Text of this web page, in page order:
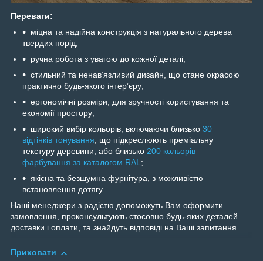
Переваги:
міцна та надійна конструкція з натурального дерева
твердих порід;
ручна робота з увагою до кожної деталі;
стильний та ненавʼязливий дизайн, що стане окрасою
практично будь-якого інтерʼєру;
ергономічні розміри, для зручності користування та
економії простору;
широкий вибір кольорів, включаючи близько 30
відтінків тонування, що підкреслюють преміальну
текстуру деревини, або близько 200 кольорів
фарбування за каталогом RAL;
якісна та безшумна фурнітура, з можливістю
встановлення дотягу.
Наші менеджери з радістю допоможуть Вам оформити
замовлення, проконсультують стосовно будь-яких деталей
доставки і оплати, та знайдуть відповіді на Ваші запитання.
Приховати